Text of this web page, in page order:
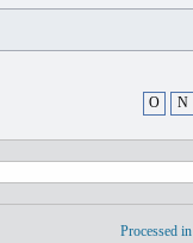
O N
Processed